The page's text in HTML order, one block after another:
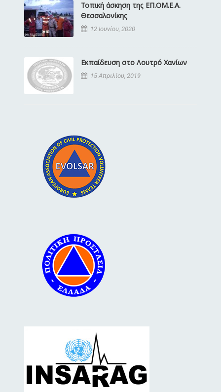
Τοπική άσκηση της ΕΠ.ΟΜ.Ε.Α.
Θεσσαλονίκης
12 Ιουνίου, 2020
Εκπαίδευση στο Λουτρό Χανίων
15 Απριλίου, 2019